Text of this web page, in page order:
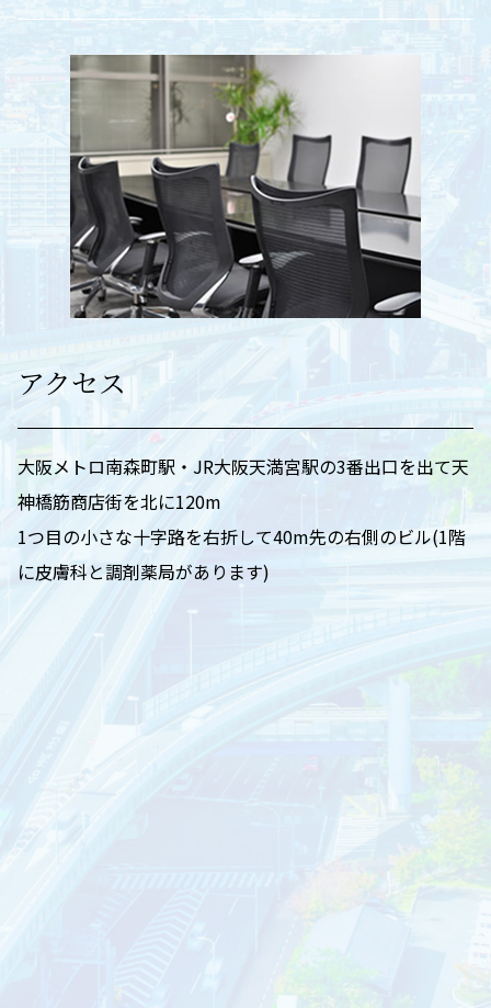
アクセス
大阪メトロ南森町駅・JR大阪天満宮駅の3番出口を出て天
神橋筋商店街を北に120m
1つ目の小さな十字路を右折して40m先の右側のビル(1階
に皮膚科と調剤薬局があります)